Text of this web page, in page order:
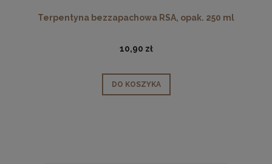
Terpentyna bezzapachowa RSA, opak. 250 ml
10,90 zł
DO KOSZYKA